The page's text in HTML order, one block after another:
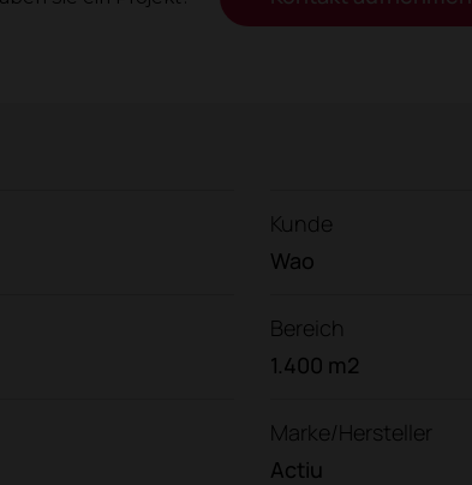
Kunde
Wao
Bereich
1.400 m2
Marke/Hersteller
Actiu